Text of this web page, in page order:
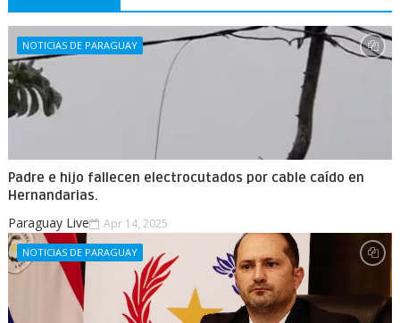
NOTICIAS DE PARAGUAY
Padre e hijo fallecen electrocutados por cable caído en
Hernandarias.
Paraguay Live Apr 14, 2025
NOTICIAS DE PARAGUAY